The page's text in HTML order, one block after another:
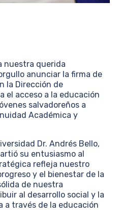
nuestra querida
anunciar la firma de
la Dirección de
el acceso a la educación
salvadoreños a
Académica y
Dr. Andrés Bello,
su entusiasmo al
refleja nuestro
y el bienestar de la
de nuestra
al desarrollo social y la
a través de la educación